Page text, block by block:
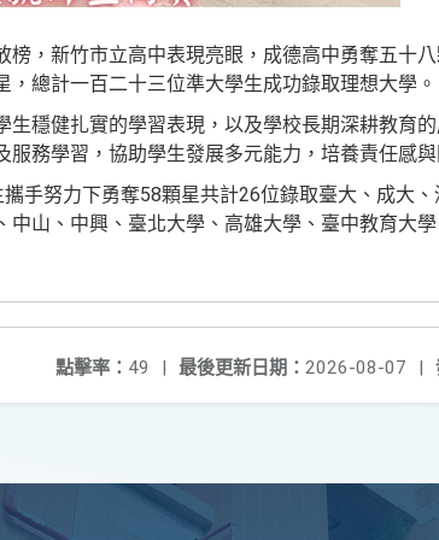
，新竹市立高中表現亮眼，成德高中勇奪五十
總計一百二十三位準大學生成功錄取理想大學。
生穩健扎實的學習表現，以及學校長期深耕教育
務學習，協助學生發展多元能力，培養責任感與
手努力下勇奪58顆星共計26位錄取臺大、成大
山、中興、臺北大學、高雄大學、臺中教育大
最後更新日期： 2026-08-07 |
點擊率： 49 |